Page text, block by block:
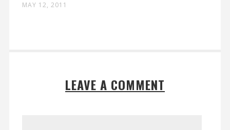
MAY 12, 2011
LEAVE A COMMENT